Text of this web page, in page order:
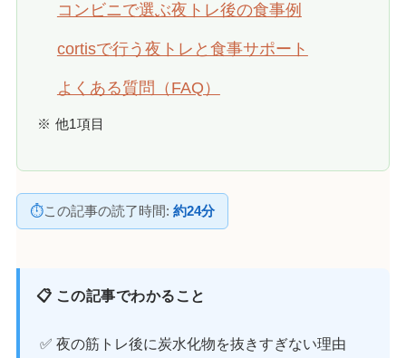
コンビニで選ぶ夜トレ後の食事例
cortisで行う夜トレと食事サポート
よくある質問（FAQ）
※ 他1項目
⏱この記事の読了時間: 約24分
📋 この記事でわかること
✅ 夜の筋トレ後に炭水化物を抜きすぎない理由